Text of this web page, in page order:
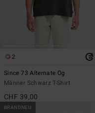
2
Since 73 Alternate Og
Männer Schwarz T-Shirt
CHF 39,00
BRANDNEU